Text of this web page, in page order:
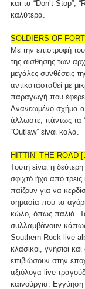
και τα “Don’t Stop”,
καλύτερα.
SOLDIERS OF
Με την επιστροφή
της αίσθησης των
μεγάλες συνθέσεις
αντικατασταθεί με
παραγωγή που
Ανανεωμένο σχήμα
άλλωστε, πάντως τα
“Outlaw” είναι καλά.
HITTIN’ THE ROAD
Τούτη είναι η
σφιχτό ήχο από
παίζουν για να
σημασία πού τα
κώλο, όπως παλιά.
συλλαμβάνουν
Southern Rock live
κλασικοί, γνήσιοι
επιβιώσουν στην
αξιόλογα live
καινούργια.